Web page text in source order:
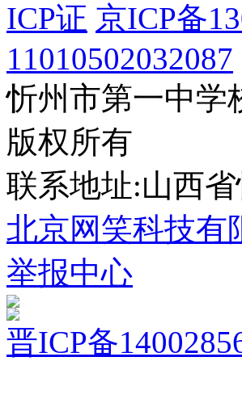
ICP证 京ICP备
11010502032087
忻州市第一中学
版权所有
联系地址:山西
北京网笑科技有
举报中心
晋ICP备